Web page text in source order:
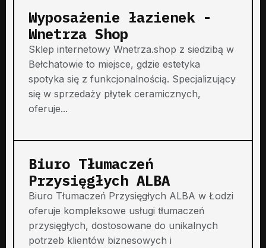
Wyposażenie łazienek -
Wnetrza Shop
Sklep internetowy Wnetrza.shop z siedzibą w
Bełchatowie to miejsce, gdzie estetyka
spotyka się z funkcjonalnością. Specjalizujący
się w sprzedaży płytek ceramicznych,
oferuje...
Biuro Tłumaczeń
Przysięgłych ALBA
Biuro Tłumaczeń Przysięgłych ALBA w Łodzi
oferuje kompleksowe usługi tłumaczeń
przysięgłych, dostosowane do unikalnych
potrzeb klientów biznesowych i